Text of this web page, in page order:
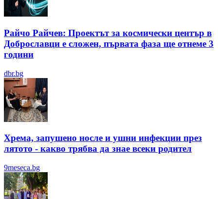
Райчо Райчев: Проектът за космически център в
Доброславци е сложен, първата фаза ще отнеме 3
години
dbr.bg
Хрема, запушено носле и ушни инфекции през
лятотo - какво трябва да знае всеки родител
9meseca.bg